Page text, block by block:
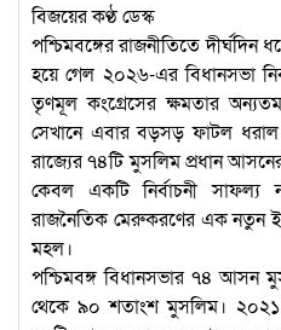
বিজয়ের কণ্ঠ ডেস্ক
পশ্চিমবঙ্গের রাজনীতিতে
হয়ে গেল ২০২৬-এর বিধানসভা
তৃণমূল কংগ্রেসের ক্ষমতার
সেখানে এবার বড়সড় ফাটল ধরাল
রাজ্যের ৭৪টি মুসলিম প্রধান
কেবল একটি নির্বাচনী
রাজনৈতিক মেরুকরণের এক নতুন
মহল।
পশ্চিমবঙ্গ বিধানসভার ৭৪ আসন
থেকে ৯০ শতাংশ মুসলিম। ২০২১